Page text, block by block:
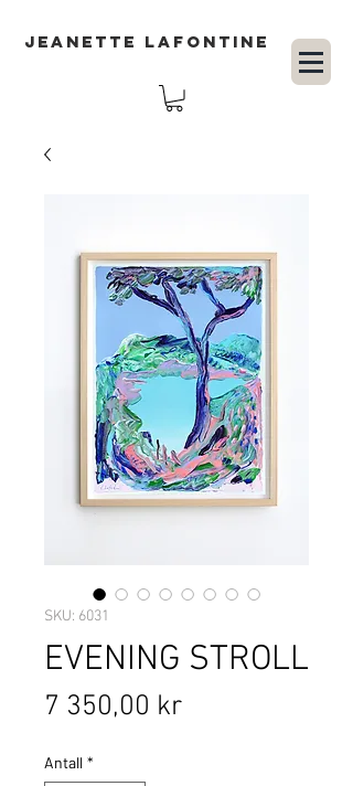
JEANETTE LAFONTINE
SKU: 6031
EVENING STROLL
7 350,00 krPris
Antall *